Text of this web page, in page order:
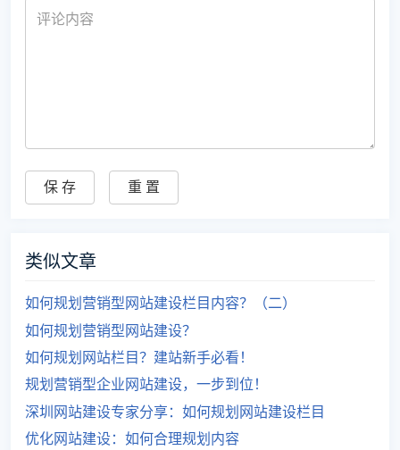
类似文章
如何规划营销型网站建设栏目内容？（二）
如何规划营销型网站建设？
如何规划网站栏目？建站新手必看！
规划营销型企业网站建设，一步到位！
深圳网站建设专家分享：如何规划网站建设栏目
优化网站建设：如何合理规划内容